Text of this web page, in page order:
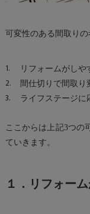
可変性のある間取りの
リフォームがしや
間仕切りで間取り
ライフステージに
ここからは上記3つの
ていきます。
１．リフォー